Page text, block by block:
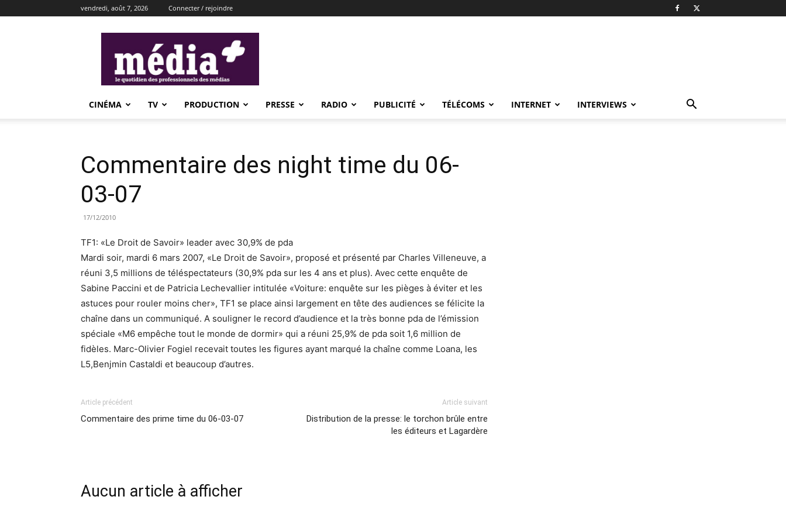
vendredi, août 7, 2026 Connecter / rejoindre
CINÉMA TV PRODUCTION PRESSE RADIO PUBLICITÉ TÉLÉCOMS INTERNET INTERVIEWS
Commentaire des night time du 06-
03-07
17/12/2010
TF1: «Le Droit de Savoir» leader avec 30,9% de pda
Mardi soir, mardi 6 mars 2007, «Le Droit de Savoir», proposé et présenté par Charles Villeneuve, a
réuni 3,5 millions de téléspectateurs (30,9% pda sur les 4 ans et plus). Avec cette enquête de
Sabine Paccini et de Patricia Lechevallier intitulée «Voiture: enquête sur les pièges à éviter et les
astuces pour rouler moins cher», TF1 se place ainsi largement en tête des audiences se félicite la
chaîne dans un communiqué. A souligner le record d’audience et la très bonne pda de l’émission
spéciale «M6 empêche tout le monde de dormir» qui a réuni 25,9% de pda soit 1,6 million de
fidèles. Marc-Olivier Fogiel recevait toutes les figures ayant marqué la chaîne comme Loana, les
L5,Benjmin Castaldi et beaucoup d’autres.
Article précédent
Commentaire des prime time du 06-03-07
Article suivant
Distribution de la presse: le torchon brûle entre
les éditeurs et Lagardère
Aucun article à afficher